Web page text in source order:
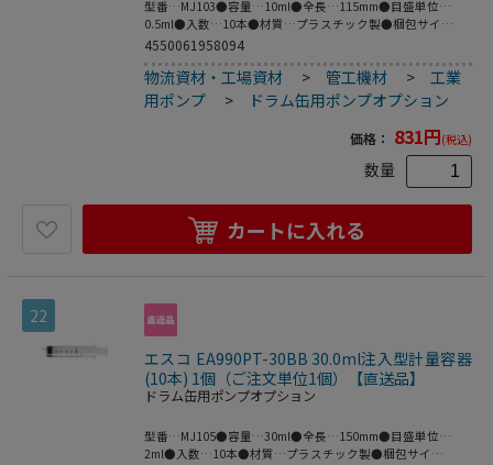
型番…MJ103●容量…10ml●全長…115mm●目盛単位…
0.5ml●入数…10本●材質…プラスチック製●梱包サイ
ズ:192×220×80●梱包重量94g
4550061958094
物流資材・工場資材 >管工機材 > 工業
用ポンプ
> ドラム缶用ポンプオプション
価格： 831円(税込)
数量
カートに入れる
22
エスコ EA990PT-30BB 30.0ml注入型計量容器
(10本) 1個（ご注文単位1個）【直送品】
ドラム缶用ポンプオプション
型番…MJ105●容量…30ml●全長…150mm●目盛単位…
2ml●入数…10本●材質…プラスチック製●梱包サイ